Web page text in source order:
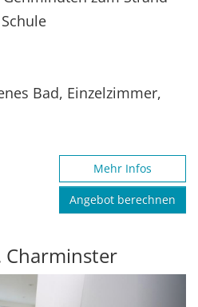
Bad, Einzelzimmer,
Mehr Infos
Angebot berechnen
Charminster